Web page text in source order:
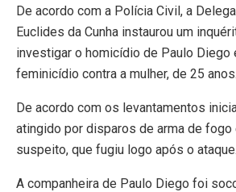
De acordo com a Polícia Civil, a
Euclides da Cunha instaurou um
investigar o homicídio de Paulo Diego
feminicídio contra a mulher, de 25 anos.
De acordo com os levantamentos
atingido por disparos de arma de
suspeito, que fugiu logo após o ataque.
A companheira de Paulo Diego foi